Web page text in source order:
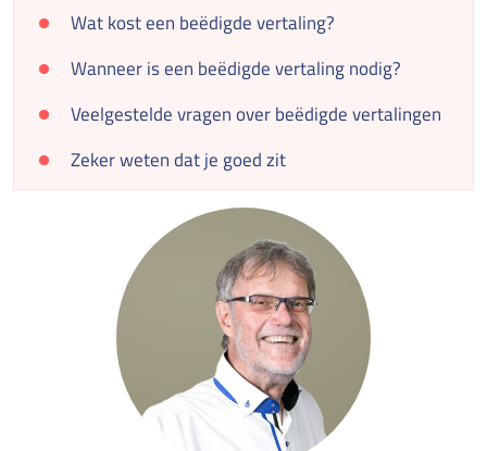
Wat kost een beëdigde vertaling?
Wanneer is een beëdigde vertaling nodig?
Veelgestelde vragen over beëdigde vertalingen
Zeker weten dat je goed zit